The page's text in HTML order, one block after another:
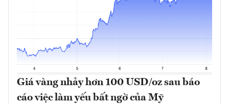
Giá vàng nhảy hơn 100 USD/oz sau báo
cáo việc làm yếu bất ngờ của Mỹ